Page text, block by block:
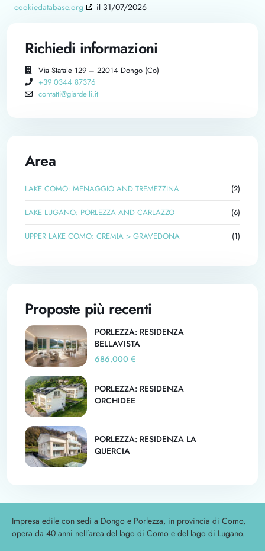
cookiedatabase.org
il 31/07/2026
Richiedi informazioni
Via Statale 129 – 22014 Dongo (Co)
+39 0344 87376
contatti@giardelli.it
Area
LAKE COMO: MENAGGIO AND TREMEZZINA (2)
LAKE LUGANO: PORLEZZA AND CARLAZZO (6)
UPPER LAKE COMO: CREMIA > GRAVEDONA (1)
Proposte più recenti
PORLEZZA: RESIDENZA
BELLAVISTA
686.000 €
PORLEZZA: RESIDENZA
ORCHIDEE
PORLEZZA: RESIDENZA LA
QUERCIA
Impresa edile con sedi a Dongo e Porlezza, in provincia di Como,
opera da 40 anni nell’area del lago di Como e del lago di Lugano.